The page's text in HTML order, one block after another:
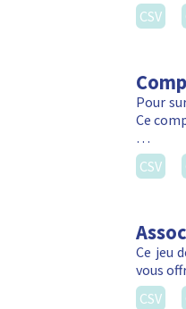
CSV
Pour
Ce
…
CSV
Ce jeu
vous
CSV